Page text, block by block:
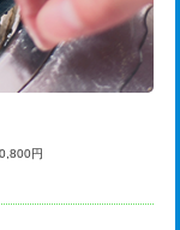
円
円
円
円
円